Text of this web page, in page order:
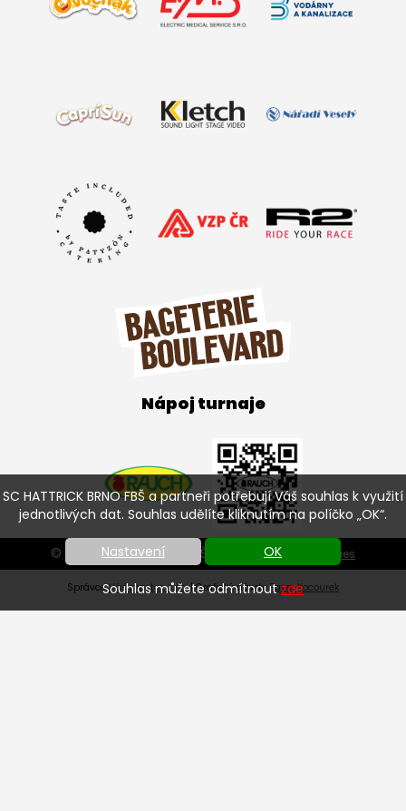
SC HATTRICK BRNO FBŠ a partneři potřebují Váš souhlas k využití
jednotlivých dat. Souhlas udělíte kliknutím na políčko „OK“.
Nastavení OK
Souhlas můžete odmítnoutzde
Nápoj turnaje
© SC HATTRICK BRNO FBŠ 2026 | Nastavení cookies
SprávceVáš prostor, s.r.o.| Grafický návrh: Pavel Kocourek